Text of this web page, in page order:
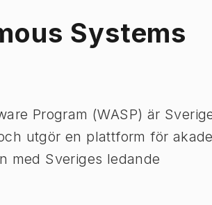
Systems
Program (WASP) är
utgör en plattform för
med Sveriges ledande